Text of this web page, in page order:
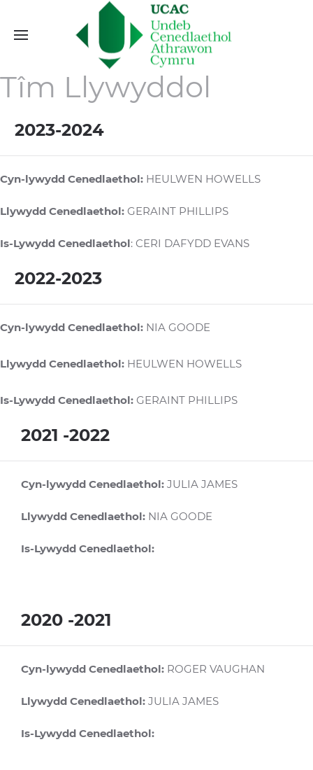
Tîm Llywyddol
2023-2024
Cyn-lywydd Cenedlaethol: HEULWEN HOWELLS
Llywydd Cenedlaethol: GERAINT PHILLIPS
Is-Lywydd Cenedlaethol: CERI DAFYDD EVANS
2022-2023
Cyn-lywydd Cenedlaethol: NIA GOODE
Llywydd Cenedlaethol: HEULWEN HOWELLS
Is-Lywydd Cenedlaethol: GERAINT PHILLIPS
2021 -2022
Cyn-lywydd Cenedlaethol: JULIA JAMES
Llywydd Cenedlaethol: NIA GOODE
Is-Lywydd Cenedlaethol:
2020 -2021
Cyn-lywydd Cenedlaethol: ROGER VAUGHAN
Llywydd Cenedlaethol: JULIA JAMES
Is-Lywydd Cenedlaethol: